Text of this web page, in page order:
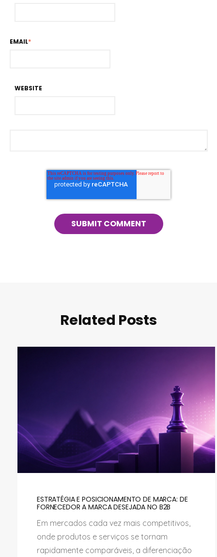
EMAIL*
WEBSITE
Related Posts
ESTRATÉGIA E POSICIONAMENTO DE MARCA: DE
FORNECEDOR A MARCA DESEJADA NO B2B
Em mercados cada vez mais competitivos,
onde produtos e serviços se tornam
rapidamente comparáveis, a diferenciação